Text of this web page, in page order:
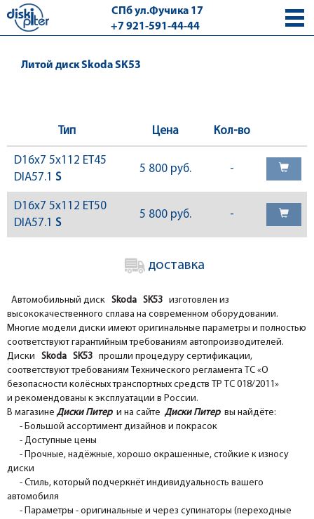
СПб ул.Фучика 17
+7 921-591-44-44
Литой диск Skoda SK53
Тип Цена Кол-во
D16x7 5x112 ET45
DIA57.1 S
5 800 руб. -
D16x7 5x112 ET50
DIA57.1 S
5 800 руб. -
доставка
Автомобильный диск Skoda SK53 изготовлен из
высококачественного сплава на современном оборудовании.
Многие модели диски имеют оригинальные параметры и полностью
соответствуют гарантийным требованиям автопроизводителей.
Диски Skoda SK53 прошли процедуру сертификации,
соответствуют требованиям Технического регламента ТС «О
безопасности колёсных транспортных средств ТР ТС 018/2011»
и рекомендованы к эксплуатации в России.
В магазине Диски Питер и на сайте Диски Питер вы найдёте:
- Большой ассортимент дизайнов и покрасок
- Доступные цены
- Прочные, надёжные, хорошо окрашенные, стойкие к износу
диски
- Стиль, который подчеркнёт индивидуальность вашего
автомобиля
- Параметры - оригинальные и через супинаторы (переходные